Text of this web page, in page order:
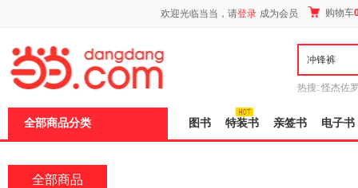
欢迎光临当当，请登录 成为会员 购物车
热搜: 怪杰佐
全部商品分类 图书 特装书 亲签书 电子书
全部商品
页